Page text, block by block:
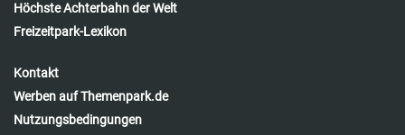
Höchste Achterbahn der Welt
Freizeitpark-Lexikon
Kontakt
Werben auf Themenpark.de
Nutzungsbedingungen